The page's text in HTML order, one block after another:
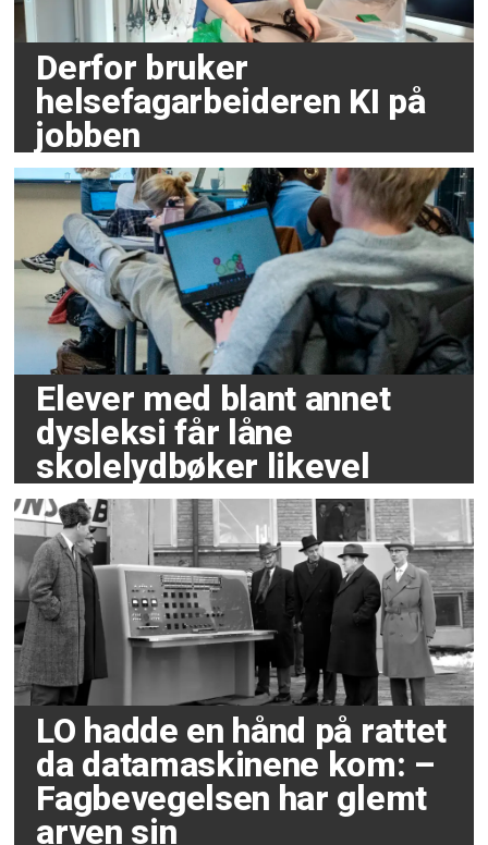
Derfor bruker
helsefagarbeideren KI på
jobben
Elever med blant annet
dysleksi får låne
skolelydbøker likevel
LO hadde en hånd på rattet
da datamaskinene kom: –
Fagbevegelsen har glemt
arven sin